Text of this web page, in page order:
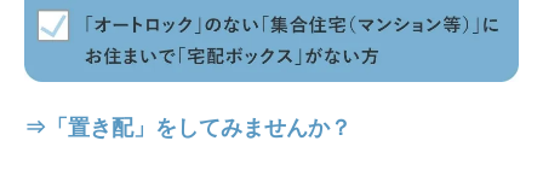
⇒「置き配」をしてみませんか？